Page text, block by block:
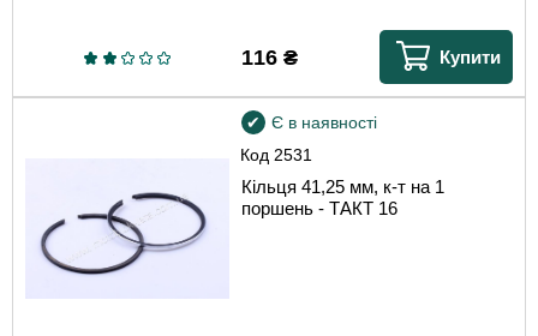
116₴ Купити
Код 2531
Є в наявності
Кільця 41,25 мм, к-т на 1
поршень - ТАКТ 16